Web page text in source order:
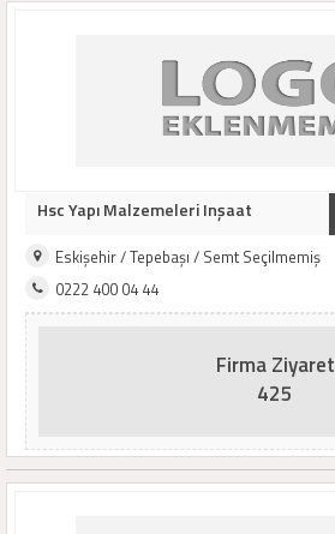
Hsc Yapı Malzemeleri Inşaat
Eskişehir / Tepebaşı / Semt Seçilmemiş
0222 400 04 44
Firma Ziyaret
425